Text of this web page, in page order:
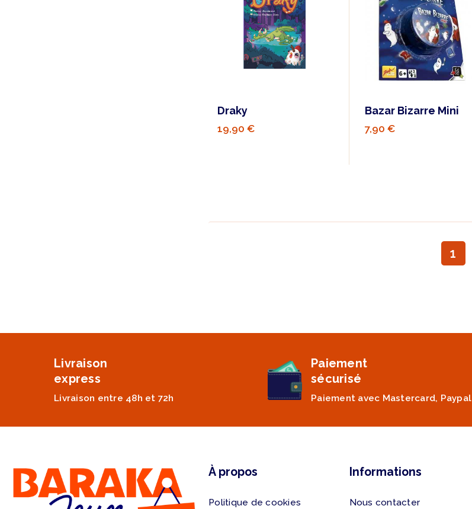
Draky
19,90 €
Bazar Bizarre Mini
7,90 €
1
Livraison
express
Livraison entre 48h et 72h
Paiement
sécurisé
Paiement avec Mastercard, Paypal
À propos
Politique de cookies
Informations
Nous contacter